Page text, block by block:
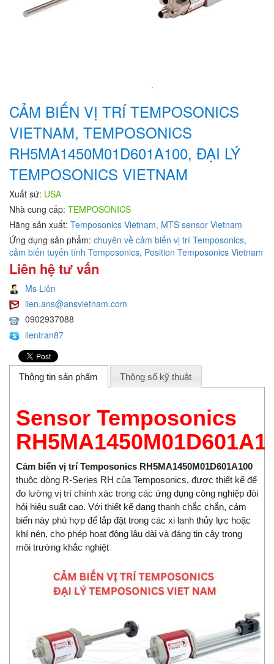
CẢM BIẾN VỊ TRÍ TEMPOSONICS
VIETNAM, TEMPOSONICS
RH5MA1450M01D601A100, ĐẠI LÝ
TEMPOSONICS VIETNAM
Xuất sứ: USA
Nhà cung cấp: TEMPOSONICS
Hãng sản xuất: Temposonics Vietnam, MTS sensor Vietnam
Ứng dụng sản phẩm: chuyên về cảm biến vị trí Temposonics,
cảm biến tuyến tính Temposonics, Position Temposonics Vietnam
Liên hệ tư vấn
Ms Liên
lien.ans@ansvietnam.com
0902937088
lientran87
Thông tin sản phẩm Thông số kỹ thuật
Sensor Temposonics
Cảm biến vị trí Temposonics RH5MA1450M01D601A100
thuộc dòng R-Series RH của Temposonics, được thiết kế để
đo lường vị trí chính xác trong các ứng dụng công nghiệp đòi
hỏi hiệu suất cao. Với thiết kế dạng thanh chắc chắn, cảm
biến này phù hợp để lắp đặt trong các xi lanh thủy lực hoặc
khí nén, cho phép hoạt động lâu dài và đáng tin cậy trong
môi trường khắc nghiệt